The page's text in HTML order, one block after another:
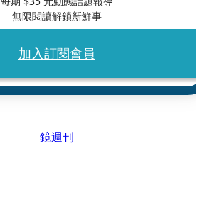
無限閱讀解鎖新鮮事
加入訂閱會員
鏡週刊